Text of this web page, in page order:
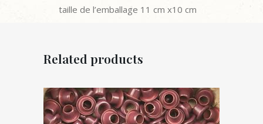
taille de l’emballage 11 cm x10 cm
Related products